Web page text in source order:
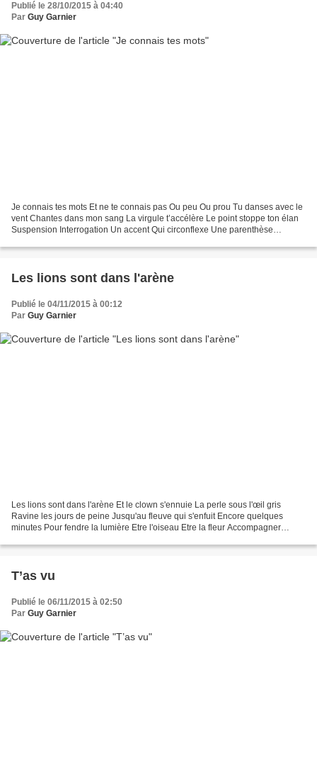
Publié le 28/10/2015 à 04:40
Par Guy Garnier
Je connais tes mots Et ne te connais pas Ou peu Ou prou Tu danses avec le
vent Chantes dans mon sang La virgule t’accélère Le point stoppe ton élan
Suspension Interrogation Un accent Qui circonflexe Une parenthèse
Les lions sont dans l'arène
Publié le 04/11/2015 à 00:12
Par Guy Garnier
Les lions sont dans l'arène Et le clown s'ennuie La perle sous l'œil gris
Ravine les jours de peine Jusqu'au fleuve qui s'enfuit Encore quelques
minutes Pour fendre la lumière Etre l'oiseau Etre la fleur Accompagner
T’as vu
Publié le 06/11/2015 à 02:50
Par Guy Garnier